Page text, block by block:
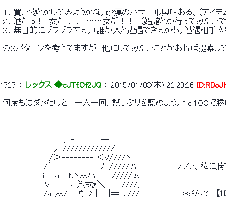
１．買い物とかしてみようかな。砂漠のバザール興味ある。（アイテ
２．酒だっ！　女だ！！　……女だ！！　（娼館とか行ってみたい
３．無目的にブラブラする。（誰か人と遭遇できるかも。遭遇相手
の３パターンを考えてますが、他にしてみたいことがあれば提案
1727 ： レックス ◆cJTf.Of2JQ ： 2015/01/08(木) 22:23:26
何度もはダメだけど、一人一回、試しぶりを認めよう。１ｄ１００で
,　-――― -- ..
／/////////////,＼
/＞-------- ＜V////ヽ
/´　　　＿＿＿＿ﾉ }/////.ﾊ　　　　　　　フフン、私に勝
i　 ,.ィ　 Nヽ从ハ　 ＼/////,ﾑ
.V　{　 .i ｨf笊弐ｧ＼＿＼////,i
/ィ 从/　 弋:i:ﾂ |　　|== ァ///!　　　　　　↓３さん？
【